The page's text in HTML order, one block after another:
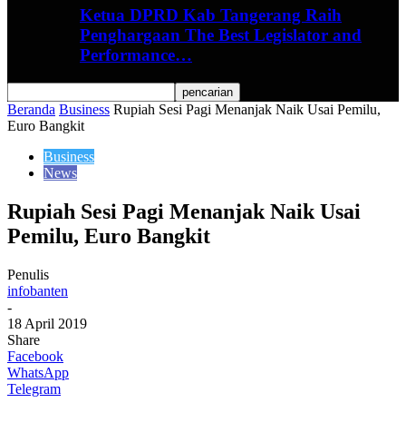
Ketua DPRD Kab Tangerang Raih
Penghargaan The Best Legislator and
Performance…
Beranda Business Rupiah Sesi Pagi Menanjak Naik Usai Pemilu,
Euro Bangkit
Business
News
Rupiah Sesi Pagi Menanjak Naik Usai
Pemilu, Euro Bangkit
Penulis
infobanten
-
18 April 2019
Share
Facebook
WhatsApp
Telegram